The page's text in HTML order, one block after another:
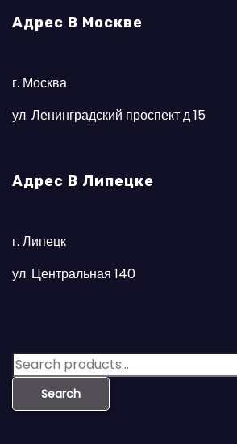
Адрес В Москве
г. Москва
ул. Ленинградский проспект д 15
Адрес В Липецке
г. Липецк
ул. Центральная 140
S
e
Search